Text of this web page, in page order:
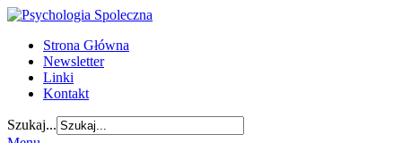
Strona Główna
Newsletter
Linki
Kontakt
Szukaj...